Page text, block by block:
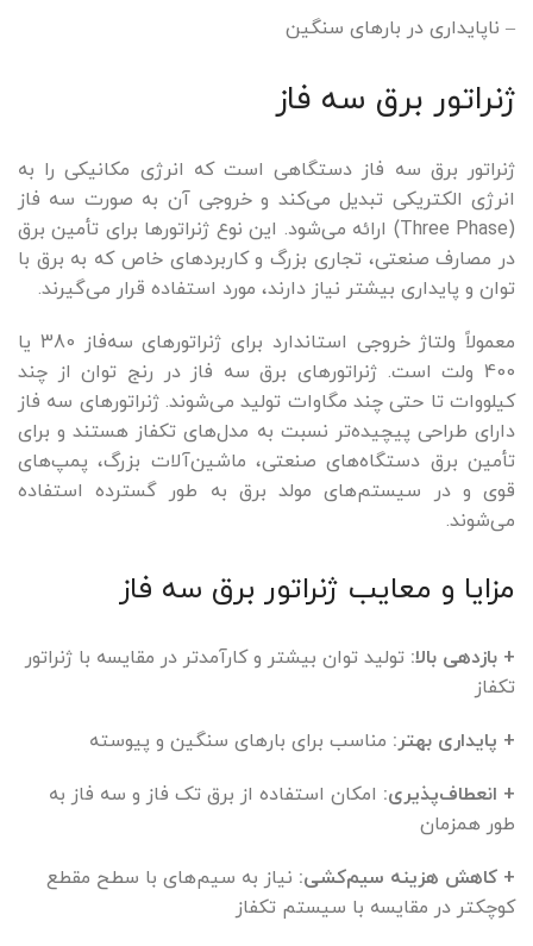
– ناپایداری در بارهای سنگین
ژنراتور برق سه فاز
ژنراتور برق سه فاز دستگاهی است که انرژی مکانیکی را به
انرژی الکتریکی تبدیل می‌کند و خروجی آن به صورت سه فاز
(Three Phase) ارائه می‌شود. این نوع ژنراتورها برای تأمین برق
در مصارف صنعتی، تجاری بزرگ و کاربردهای خاص که به برق با
توان و پایداری بیشتر نیاز دارند، مورد استفاده قرار می‌گیرند.
معمولاً ولتاژ خروجی استاندارد برای ژنراتورهای سه‌فاز 380 یا
400 ولت است. ژنراتورهای برق سه فاز در رنج توان از چند
کیلووات تا حتی چند مگاوات تولید می‌شوند. ژنراتورهای سه فاز
دارای طراحی پیچیده‌تر نسبت به مدل‌های تکفاز هستند و برای
تأمین برق دستگاه‌های صنعتی، ماشین‌آلات بزرگ، پمپ‌های
قوی و در سیستم‌های مولد برق به طور گسترده استفاده
می‌شوند.
مزایا و معایب ژنراتور برق سه فاز
+ بازدهی بالا: تولید توان بیشتر و کارآمدتر در مقایسه با ژنراتور
تکفاز
+ پایداری بهتر: مناسب برای بارهای سنگین و پیوسته
+ انعطاف‌پذیری: امکان استفاده از برق تک فاز و سه فاز به
طور همزمان
+ کاهش هزینه سیم‌کشی: نیاز به سیم‌های با سطح مقطع
کوچکتر در مقایسه با سیستم تکفاز